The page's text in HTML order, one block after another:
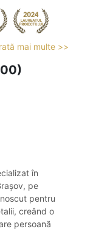
mai multe >>
în
pe
pentru
creând o
persoană